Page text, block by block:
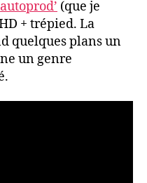
autoprod’ (que je
+ trépied. La
quelques plans un
un genre